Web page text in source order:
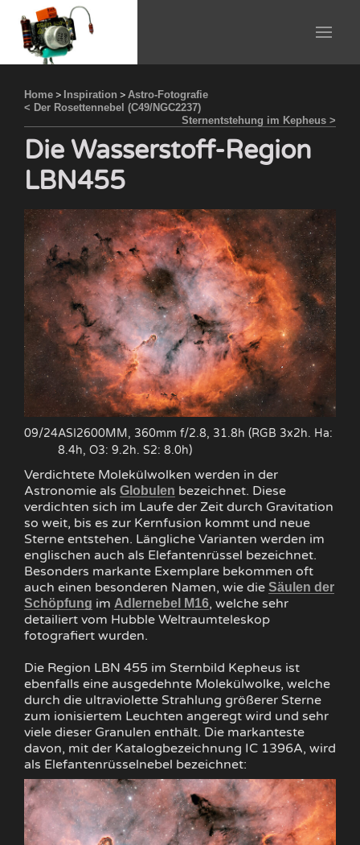
Home > Inspiration > Astro-Fotografie
< Der Rosettennebel (C49/NGC2237)
Sternentstehung im Kepheus >
Die Wasserstoff-Region
LBN455
09/24ASI2600MM, 360mm f/2.8, 31.8h (RGB 3x2h. Ha:
8.4h, O3: 9.2h. S2: 8.0h)
Verdichtete Molekülwolken werden in der
Astronomie als Globulen bezeichnet. Diese
verdichten sich im Laufe der Zeit durch Gravitation
so weit, bis es zur Kernfusion kommt und neue
Sterne entstehen. Längliche Varianten werden im
englischen auch als Elefantenrüssel bezeichnet.
Besonders markante Exemplare bekommen oft
auch einen besonderen Namen, wie die Säulen der
Schöpfung im Adlernebel M16, welche sehr
detailiert vom Hubble Weltraumteleskop
fotografiert wurden.
Die Region LBN 455 im Sternbild Kepheus ist
ebenfalls eine ausgedehnte Molekülwolke, welche
durch die ultraviolette Strahlung größerer Sterne
zum ionisiertem Leuchten angeregt wird und sehr
viele dieser Granulen enthält. Die markanteste
davon, mit der Katalogbezeichnung IC 1396A, wird
als Elefantenrüsselnebel bezeichnet: